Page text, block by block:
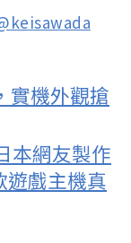
實機外觀搶